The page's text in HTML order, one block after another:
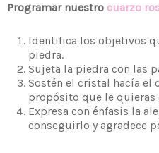
Programar nuestro cuarzo
Identifica los objetivos
piedra.
Sujeta la piedra con las
Sostén el cristal hacía el
propósito que le quieras
Expresa con énfasis la
conseguirlo y agradece